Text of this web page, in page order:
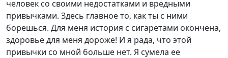
человек со своими недостатками и вредными
привычками. Здесь главное то, как ты с ними
борешься. Для меня история с сигаретами окончена,
здоровье для меня дороже! И я рада, что этой
привычки со мной больше нет. Я сумела ее